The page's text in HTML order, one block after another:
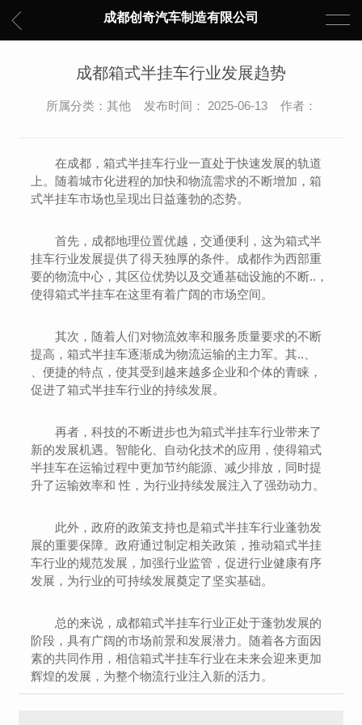
成都创奇汽车制造有限公司
成都箱式半挂车行业发展趋势
所属分类：其他 发布时间： 2025-06-13 作者：
在成都，箱式半挂车行业一直处于快速发展的轨道
上。随着城市化进程的加快和物流需求的不断增加，箱
式半挂车市场也呈现出日益蓬勃的态势。
首先，成都地理位置优越，交通便利，这为箱式半
挂车行业发展提供了得天独厚的条件。成都作为西部重
要的物流中心，其区位优势以及交通基础设施的不断..，
使得箱式半挂车在这里有着广阔的市场空间。
其次，随着人们对物流效率和服务质量要求的不断
提高，箱式半挂车逐渐成为物流运输的主力军。其..、
、便捷的特点，使其受到越来越多企业和个体的青睐，
促进了箱式半挂车行业的持续发展。
再者，科技的不断进步也为箱式半挂车行业带来了
新的发展机遇。智能化、自动化技术的应用，使得箱式
半挂车在运输过程中更加节约能源、减少排放，同时提
升了运输效率和 性，为行业持续发展注入了强劲动力。
此外，政府的政策支持也是箱式半挂车行业蓬勃发
展的重要保障。政府通过制定相关政策，推动箱式半挂
车行业的规范发展，加强行业监管，促进行业健康有序
发展，为行业的可持续发展奠定了坚实基础。
总的来说，成都箱式半挂车行业正处于蓬勃发展的
阶段，具有广阔的市场前景和发展潜力。随着各方面因
素的共同作用，相信箱式半挂车行业在未来会迎来更加
辉煌的发展，为整个物流行业注入新的活力。